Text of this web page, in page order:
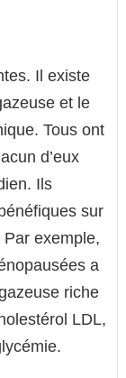
Il existe
et le
Tous ont
d’eux
Ils
sur
exemple,
a
riche
LDL,